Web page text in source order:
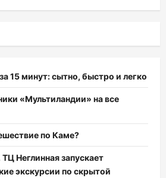
15 минут: сытно, быстро и легко
«Мультиландии» на все
по Каме?
Неглинная запускает
экскурсии по скрытой